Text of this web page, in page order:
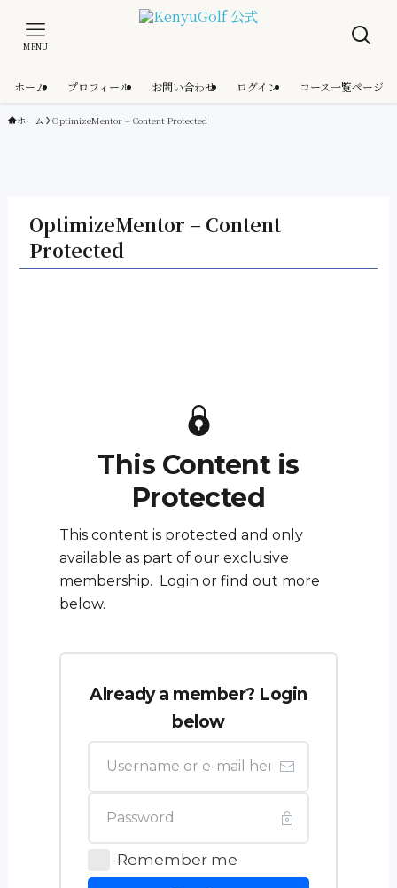
MENU
ホーム プロフィール お問い合わせ ログイン コース一覧ページ
ホーム OptimizeMentor – Content Protected
OptimizeMentor – Content
Protected
This Content is
Protected
This content is protected and only
available as part of our exclusive
membership. Login or find out more
below.
Already a member? Login
below
Remember me